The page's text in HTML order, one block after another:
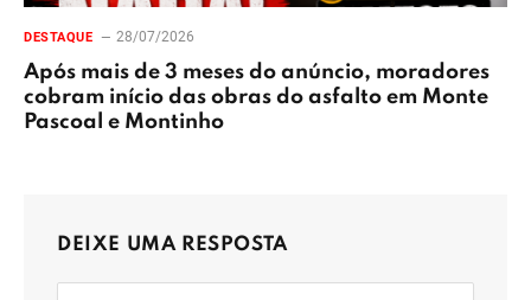
DESTAQUE 28/07/2026
Após mais de 3 meses do anúncio, moradores
cobram início das obras do asfalto em Monte
Pascoal e Montinho
DEIXE UMA RESPOSTA